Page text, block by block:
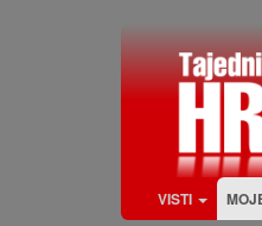
VISTI